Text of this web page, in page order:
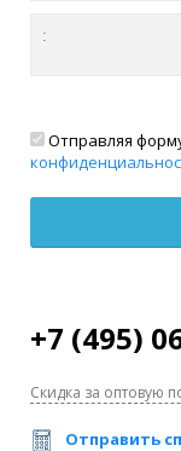
Отправляя
+7 (495)
Скидка за оптовую
Отправить